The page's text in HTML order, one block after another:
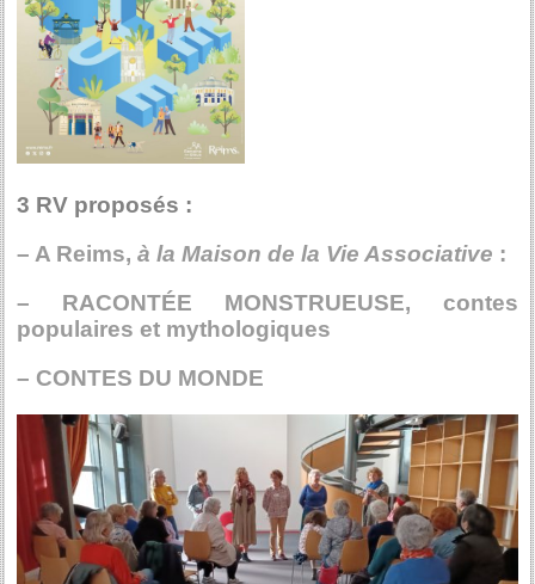
3 RV proposés :
– A Reims,à la Maison de la Vie Associative :
– RACONTÉE MONSTRUEUSE, contes
populaires et mythologiques
– CONTES DU MONDE